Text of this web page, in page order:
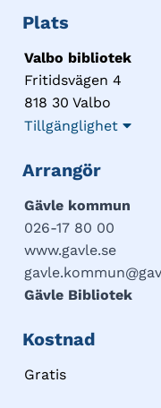
Plats
Valbo bibliotek
Fritidsvägen 4
818 30 Valbo
Tillgänglighet
Arrangör
Gävle kommun
026-17 80 00
www.gavle.se
Gävle Bibliotek
Kostnad
Gratis